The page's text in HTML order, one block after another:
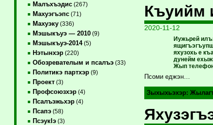
Малъхъэдис(267)
Махуэгъэпс(71)
Махуэку(336)
Мэшыкъуэ — 2010(9)
Мэшыкъуэ-2014(5)
Нэтынхэр(220)
Обозревателым и псалъэ(33)
Политикэ партхэр(9)
Проект(3)
Профсоюзхэр(4)
Псалъэжьхэр(4)
Псапэ(58)
ПсэукIэ(3)
Къуийм
2020-11-12
Иужьрей
яхузохь е
дунейм
Жып
Псоми еджэн…
Зыхыхьэхэр: